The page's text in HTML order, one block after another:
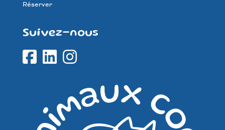
Réserver
Suivez-nous